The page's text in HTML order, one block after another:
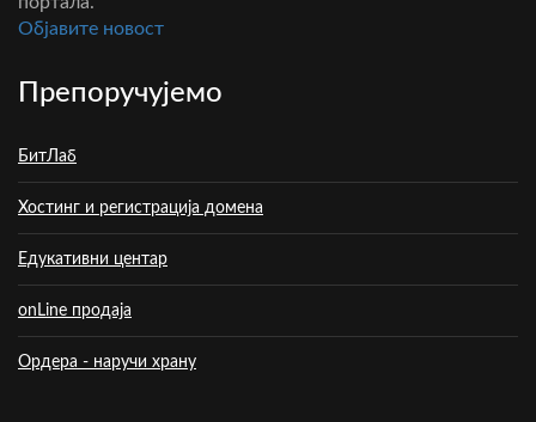
Oбјавите новост
Препоручујемо
БитЛаб
Хостинг и регистрација домена
Едукативни центар
onLine продаја
Ордера - наручи храну